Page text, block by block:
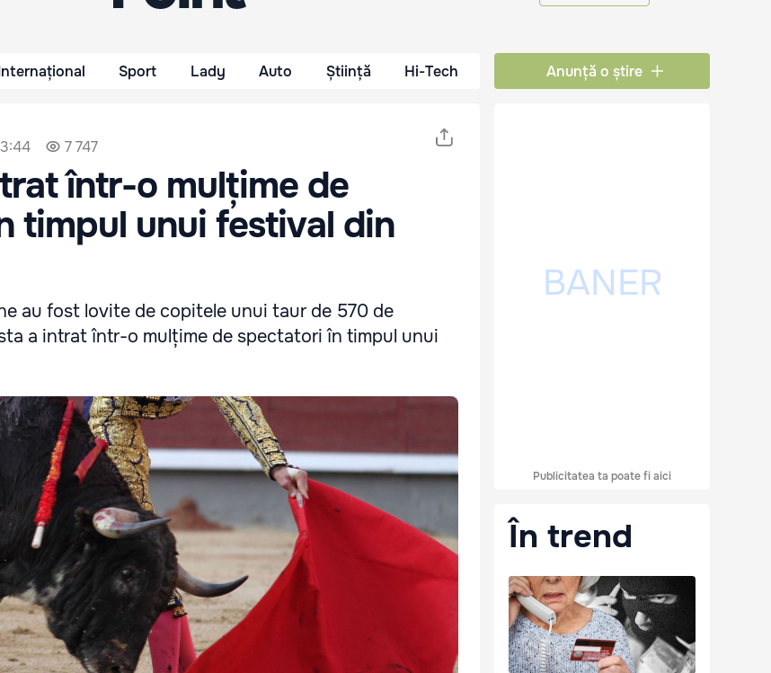
Sport Lady Auto Știință Hi-Tech Anunță o știre
7 747
într-o mulțime de
timpul unui festival din
au fost lovite de copitele unui taur de 570 de
a intrat într-o mulțime de spectatori în timpul unui
Publicitatea ta poate fi aici
În trend